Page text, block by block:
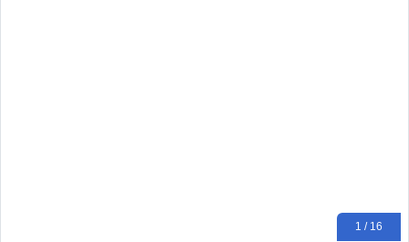
1 / 16